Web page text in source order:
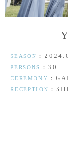
Y
SEASON ：
PERSONS ：30
CEREMONY ：
RECEPTION ：